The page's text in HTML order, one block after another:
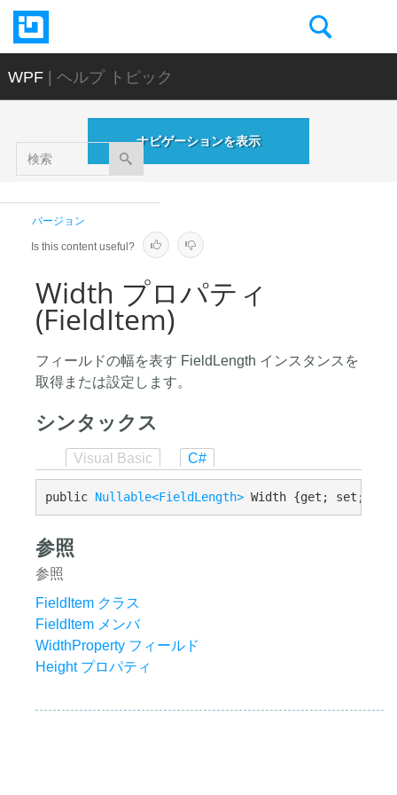
WPF | ヘルプ トピック
索
ナビゲーションを表示
バージョン
Is this content useful?
Width プロパティ
(FieldItem)
フィールドの幅を表す FieldLength インスタンスを
取得または設定します。
シンタックス
Visual Basic C#
public Nullable<FieldLength> Width {get; set;}
参照
参照
FieldItem クラス
FieldItem メンバ
WidthProperty フィールド
Height プロパティ